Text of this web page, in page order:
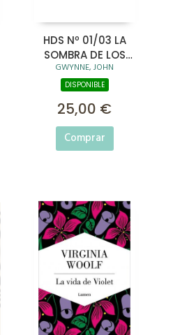
HDS Nº 01/03 LA
SOMBRA DE LOS
DIOSES (CANTOS
TINTADOS)
GWYNNE, JOHN
DISPONIBLE
25,00 €
Comprar